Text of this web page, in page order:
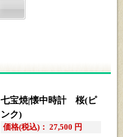
七宝焼|懐中時計 桜(ピ
ンク)
価格(税込)： 27,500 円